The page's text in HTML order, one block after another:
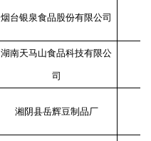
烟台银泉食品股份有限公司
湖南天马山食品科技有限公
司
湘阴县岳辉豆制品厂